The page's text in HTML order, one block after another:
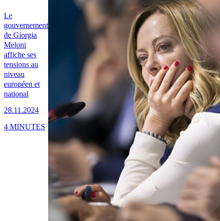
Le
gouvernement
de Giorgia
Meloni
affiche ses
tensions au
niveau
européen et
national
28.11.2024
4 MINUTES